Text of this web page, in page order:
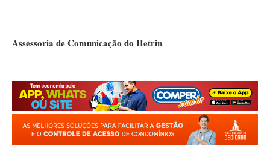
Assessoria de Comunicação do Hetrin